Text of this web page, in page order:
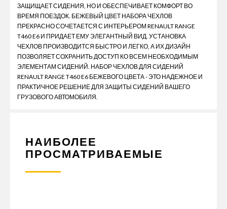
ЗАЩИЩАЕТ СИДЕНИЯ, НО И ОБЕСПЕЧИВАЕТ КОМФОРТ ВО
ВРЕМЯ ПОЕЗДОК. БЕЖЕВЫЙ ЦВЕТ НАБОРА ЧЕХЛОВ
ПРЕКРАСНО СОЧЕТАЕТСЯ С ИНТЕРЬЕРОМ RENAULT RANGE
T460 E6 И ПРИДАЕТ ЕМУ ЭЛЕГАНТНЫЙ ВИД. УСТАНОВКА
ЧЕХЛОВ ПРОИЗВОДИТСЯ БЫСТРО И ЛЕГКО, А ИХ ДИЗАЙН
ПОЗВОЛЯЕТ СОХРАНИТЬ ДОСТУП КО ВСЕМ НЕОБХОДИМЫМ
ЭЛЕМЕНТАМ СИДЕНИЙ. НАБОР ЧЕХЛОВ ДЛЯ СИДЕНИЙ
RENAULT RANGE T460 E6 БЕЖЕВОГО ЦВЕТА - ЭТО НАДЕЖНОЕ И
ПРАКТИЧНОЕ РЕШЕНИЕ ДЛЯ ЗАЩИТЫ СИДЕНИЙ ВАШЕГО
ГРУЗОВОГО АВТОМОБИЛЯ.
НАИБОЛЕЕ
ПРОСМАТРИВАЕМЫЕ